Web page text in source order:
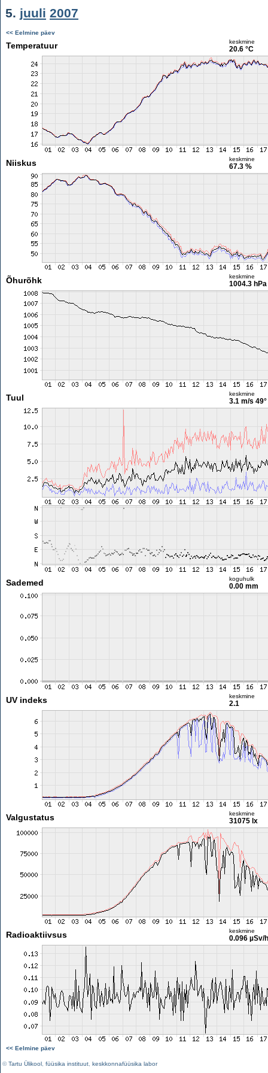
5. juuli 2007
<< Eelmine päev
Temperatuur keskmine
20.6 °C
Niiskus keskmine
67.3 %
Õhurõhk keskmine
1004.3 hPa
Tuul keskmine
3.1 m/s 49°
Sademed koguhulk
0.00 mm
UV indeks keskmine
2.1
Valgustatus keskmine
31075 lx
Radioaktiivsus keskmine
0.096 µSv/h
<< Eelmine päev
©Tartu Ülikool füüsika instituut keskkonnafüüsika labor